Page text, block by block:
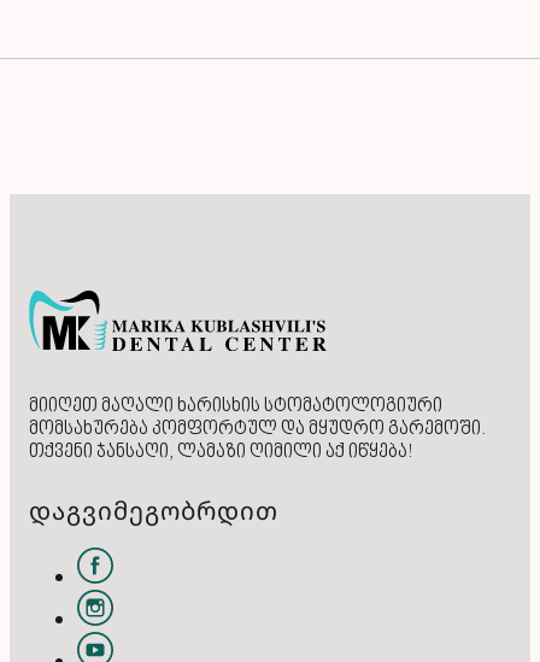
მიიღეთ მაღალი ხარისხის სტომატოლოგიური
მომსახურება კომფორტულ და მყუდრო გარემოში.
თქვენი ჯანსაღი, ლამაზი ღიმილი აქ იწყება!
დაგვიმეგობრდით